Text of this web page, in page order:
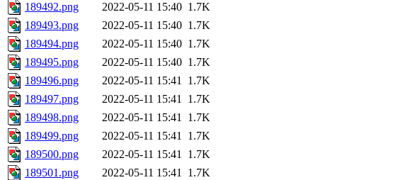
189492.png
2022-05-11 15:40 1.7K
189493.png
2022-05-11 15:40 1.7K
189494.png
2022-05-11 15:40 1.7K
189495.png
2022-05-11 15:40 1.7K
189496.png
2022-05-11 15:41 1.7K
189497.png
2022-05-11 15:41 1.7K
189498.png
2022-05-11 15:41 1.7K
189499.png
2022-05-11 15:41 1.7K
189500.png
2022-05-11 15:41 1.7K
189501.png
2022-05-11 15:41 1.7K